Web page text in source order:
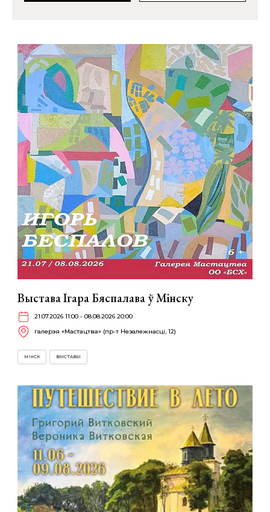
Выстава Ігара Бяспалава ў Мінску
21.07.2026 11:00 - 08.08.2026 20:00
галерэя «Мастацтва» (пр-т Незалежнасці, 12)
МІНСК ВЫСТАВЫ